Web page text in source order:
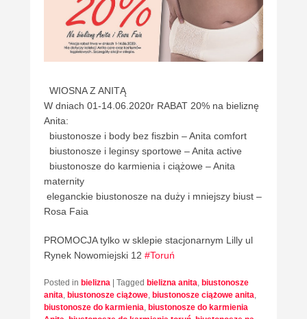
WIOSNA Z ANITĄ
W dniach 01-14.06.2020r RABAT 20% na bieliznę
Anita:
biustonosze i body bez fiszbin – Anita comfort
biustonosze i leginsy sportowe – Anita active
biustonosze do karmienia i ciążowe – Anita
maternity
eleganckie biustonosze na duży i mniejszy biust –
Rosa Faia
PROMOCJA tylko w sklepie stacjonarnym Lilly ul
Rynek Nowomiejski 12 #Toruń
Posted in bielizna Tagged bielizna anita, biustonosze
anita, biustonosze ciążowe, biustonosze ciążowe anita,
biustonosze do karmienia, biustonosze do karmienia